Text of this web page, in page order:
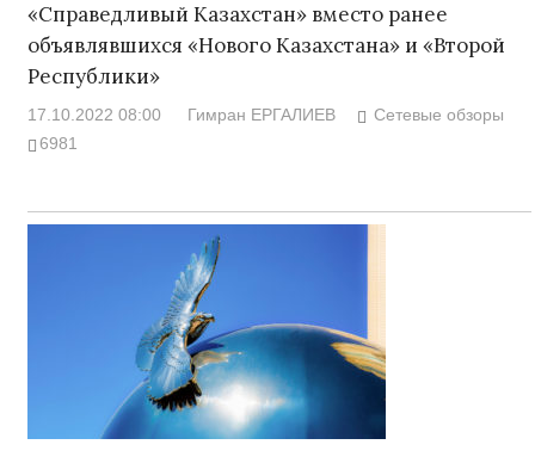
«Справедливый Казахстан» вместо ранее
объявлявшихся «Нового Казахстана» и «Второй
Республики»
17.10.2022 08:00 Гимран ЕРГАЛИЕВ
Сетевые обзоры
6981